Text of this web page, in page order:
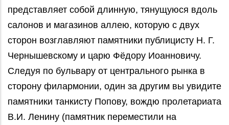
представляет собой длинную, тянущуюся вдоль
салонов и магазинов аллею, которую с двух
сторон возглавляют памятники публицисту Н. Г.
Чернышевскому и царю Фёдору Иоанновичу.
Следуя по бульвару от центрального рынка в
сторону филармонии, один за другим вы увидите
памятники танкисту Попову, вождю пролетариата
В.И. Ленину (памятник переместили на